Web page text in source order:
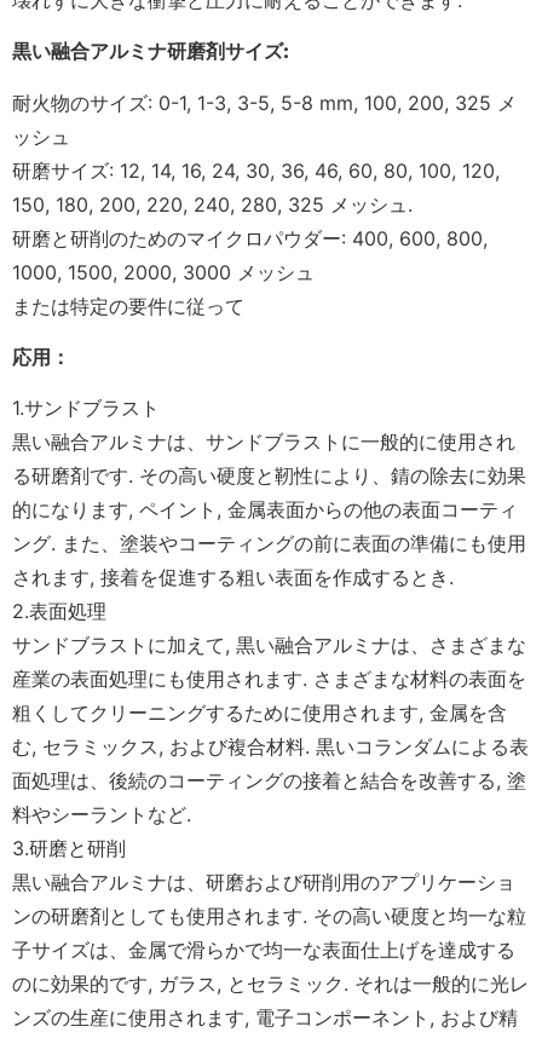
黒い融合アルミナ研磨剤サイズ:
耐火物のサイズ: 0-1, 1-3, 3-5, 5-8 mm, 100, 200, 325 メ
ッシュ
研磨サイズ: 12, 14, 16, 24, 30, 36, 46, 60, 80, 100, 120,
150, 180, 200, 220, 240, 280, 325 メッシュ.
研磨と研削のためのマイクロパウダー: 400, 600, 800,
1000, 1500, 2000, 3000 メッシュ
または特定の要件に従って
応用 ：
1.サンドブラスト
黒い融合アルミナは、サンドブラストに一般的に使用され
る研磨剤です. その高い硬度と靭性により、錆の除去に効果
的になります, ペイント, 金属表面からの他の表面コーティ
ング. また、塗装やコーティングの前に表面の準備にも使用
されます, 接着を促進する粗い表面を作成するとき.
2.表面処理
サンドブラストに加えて, 黒い融合アルミナは、さまざまな
産業の表面処理にも使用されます. さまざまな材料の表面を
粗くしてクリーニングするために使用されます, 金属を含
む, セラミックス, および複合材料. 黒いコランダムによる表
面処理は、後続のコーティングの接着と結合を改善する, 塗
料やシーラントなど.
3.研磨と研削
黒い融合アルミナは、研磨および研削用のアプリケーショ
ンの研磨剤としても使用されます. その高い硬度と均一な粒
子サイズは、金属で滑らかで均一な表面仕上げを達成する
のに効果的です, ガラス, とセラミック. それは一般的に光レ
ンズの生産に使用されます, 電子コンポーネント, および精